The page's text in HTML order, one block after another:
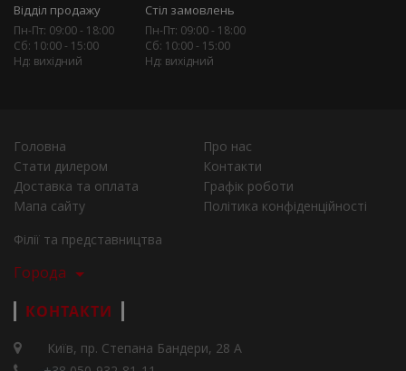
Відділ продажу
Пн-Пт: 09:00 - 18:00
Сб: 10:00 - 15:00
Нд: вихідний
Стіл замовлень
Пн-Пт: 09:00 - 18:00
Сб: 10:00 - 15:00
Нд: вихідний
Головна
Про нас
Стати дилером
Контакти
Доставка та оплата
Графік роботи
Мапа сайту
Політика конфіденційності
Філії та представництва
Города
КОНТАКТИ
Київ, пр. Степана Бандери, 28 А